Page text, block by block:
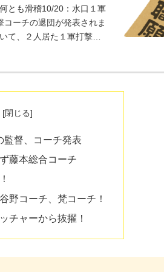
とも滑稽10/20：水口１軍
ーチの退団が発表されま
て、２人居た１軍打撃コ
監督、コーチ発表
藤本総合コーチ
野コーチ、梵コーチ！
チャーから抜擢！